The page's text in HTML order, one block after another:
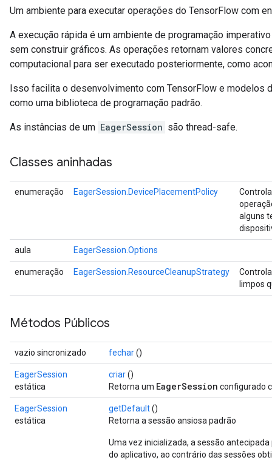
Um ambiente para executar operações do TensorFlow com
A execução rápida é um ambiente de programação
sem construir gráficos. As operações retornam valores
computacional para ser executado posteriormente, como
Isso facilita o desenvolvimento com TensorFlow e modelos
como uma biblioteca de programação padrão.
As instâncias de um EagerSession são thread-safe.
Classes aninhadas
enumeração EagerSession.DevicePlacementPolicy
alguns
aula EagerSession.Options
enumeração EagerSession.ResourceCleanupStrategy
limpos
Métodos Públicos
vazio sincronizado fechar()
EagerSession
estática
criar()
Retorna um EagerSession configurado
EagerSession
estática
getDefault()
Retorna a sessão ansiosa padrão
Uma vez inicializada, a sessão
do aplicativo, ao contrário das sessões